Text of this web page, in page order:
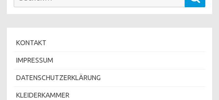
KONTAKT
IMPRESSUM
DATENSCHUTZERKLÄRUNG
KLEIDERKAMMER